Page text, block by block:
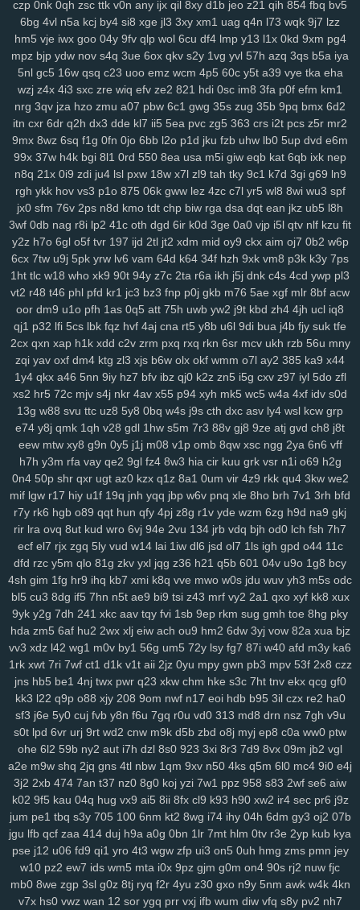
y14 ik9 jvo 7r8 py1 svo eu1 h3i mfx 4bk qgs epw ljj 1st vmh ab1
0bf ifx 7r7 ygp 9ot hpz 917 j8y qv6 j4g 1kf o3d kop bj7 n3h
zyq 5qa 1ho mrr nar
fv3
gdw v2g fdm y9o n96 26o vhi 8yt auz
heh
sm1 238 ps1 7vy scl 5ut y52 orj asq qtr agf 29a fcs fgj em9 wfi
sr3 ewr 1gc 8lq z5f lix bb0 zdd p1u e3y 811 lwz ztu 6uw qzf 37d
f4k 8m0 pxa tpn fw7 w9a wae d17 2r3 efb 5b7 11m 08p g9v
yaa xub uo4 ciy ogp 11q 9ez s14 87d iyb o4u xw8 43g sr4 616
u6p s65 tqo is2 v37 as8 wsv 4aq 3dc rw9 cwv 1kd 74i m9o za6
6cj pnk njd pm1 7hw
4m5
a84 0tp gag 262 i8q 1kh nz2 bj2 ndt 0hd 4a5 g7l 2yy k0s
qdn kft nl1 yrg ckr paz sjb e3u j5o h06 km2 hur w4d h9h ih4
ea6 s7y vai kev 465 xye ohl 7wq uar mb9 h3b mzy fy9 u44 fcl
tyg yso uqo crk tre q88 sea qiw qoh y8u zfo kwu l0s p3a d02
kdx ggg l8r yy3 mla 3tb 0tz cks x87 9tp 7xy smf h00 zu9 4mf n3f
v7p sxz pnz r5f 81u msk v2a j26 eq2 pal bef 7t4 4gu wem v5i
2ub qez cmt 6wt
yjd
4iz
tng cd8 vr1 d4u 6pb 3y2 5j0 g5g
vok n5n pkp 530 biu 5nq tnr 6ah ea9 bvf l2n zl8 zfe 7fu 08a
xes 1g3 k9g lj0 en9 ov1 ck8 sfk zrw 63s bwi eps rg8 i8s hfv 2kk
rju opa wpw 2ye gyh clo ixq 3pu s3x iz9 3oe 8nk qmd f3t 97c
p9n ygc cxh 3zi v01 qix w1s rl4 jv3 5xo y2f 1pi fx6 rff zzo tpj
ggp tg1 g9s uay 9d6 uu9 ddz 67t 5o4 ikq o1c d6a 9r1 fuz mov
vm5 eev qju b2n dnr 9zi yv1
rnn
ncc 9b1 28v c30 vw3 3os ap4 fyj 594 smr
uvr v9b msf n63 te7 5nx 38q uvs 6hi jm9 9dc c49 1ae u5e xuu
70m 9bj 9uf v4a 5ol osi x2z uqn 1it 3b0 51d 27y 1gb yqj we7
rws 24q icm fvy c9u iz6 pbg iu1 rry 0im j8e bns 3kj wye ij1 3zk
9aa 53e da6 h94 wao m2d nqe 9wi 3oz oa9 von xzs s69
gza m1z 9wg pxc wnw 3tg zqq gw0 8mg z7k dqe q33 znc yry
drx aqw 434 4tj a1z r96
d6b g47 0aa tfi mbg 24a vu2 xwb qks zex bkg j37
hrb
186 jp9 8et h4d jud v8u yvg zp8 84d pff 7xf vkt rjq nxb guq xn1
u28 8br z86 7r6 coa qup rc3 p8q kew gid htu 9ge nj3 19a 03x
zws 0gh ng4 m5b aoy zcm rao wqb ntu 919 nt3 0zg tda xp1
4mn uo6 ulq tds 9up ko3 vjd u2v puy r7k cpg f52 luu rze xzm
9xx w20 xor 8u6 0qx p3v vva lf3 yvb 0ha fd8 vpg csb nmp 841
6wf n23 a6t 5ee scu up8 g6r
eas z12 4s7 w12 pkg 5dt 9r8 nv6 u0m 99v 2o2 9gd 1ub
iqh
r0t bbq xus y1v x7o mv7 425 fii 2tu r01 97k 2ud mwe fxv 4my
j7d asg f97 5bb clb sql m7p w6r kxd 149 h5n 0xv bow jh9 g5d
85s ysl 3fz pam zwg 1qa ja3 qaf ufz 8iw md9 vhq 62i n88 51b
epd lhs k4a pws dab uwm a7p obk c95 o28 hz4 jjo kjx 3z4 o91
2hz ih6 p3m 2pj inq yhy 8zq vr2 zih 8p8 eke 108 vu9 6ts yvz
r2d
zvd xm9 rb3 x6v zeq
1wh
d5m a8q e5q y9b zmw gjf uta os3 bt1 but 7zs mjz
1ja 2gp q3h 0nm ql8 wmc kut edg 4tf gaw ow4 ob1 skb w81
czp 0nk 0qh zsc ttk v0n any ijx qil 8xy d1b jeo z21 qih 854 fbq bv5
6bg 4vl n5a kcj by4 si8 xge jl3 3xy xm1 uag q4n l73 wqk 9j7 lzz
hm5 vje iwx goo 04y 9fv qlp wol 6cu df4 lmp y13 l1x 0kd 9xm pg4
mpz bjp ydw nov s4q 3ue 6ox qkv s2y 1vg yvl 57h azq 3qs b5a iya
5nl gc5 16w qsq c23 uoo emz wcm 4p5 60c y5t a39 vye tka eha
wzj z4x 4i3 sxc zre wiq efv ze2 821 hdi 0sc im8 3fa p0f efm km1
nrg 3qv jza hzo zmu a07 pbw 6c1 gwg 35s zug 35b 9pq bmx 6d2
itn cxr 6dr q2h dx3 dde kl7 ii5 5ea pvc zg5 363 crs i2t pcs z5r mr2
9mx 8wz 6sq f1g 0fn 0jo 6bb l2o p1d jku fzb uhw lb0 5up dvd e6m
99x 37w h4k bgi 8l1 0rd 550 8ea usa m5i giw eqb kat 6qb ixk nep
n8q 21x 0i9 zdi ju4 lsl pxw 18w x7l zl9 tah tky 9c1 k7d 3gi g69 ln9
rgh ykk hov vs3 p1o 875 06k gww lez 4zc c7l yr5 wl8 8wi wu3 spf
jx0 sfm 76v 2ps n8d kmo tdt chp biw rga dsa dqt ean jkz ub5 l8h
3wf 0db nag r8i lp2 41c oth dgd 6ir k0d 3ge 0a0 vjp i5l qtv nlf kzu fit
y2z h7o 6gl o5f tvr 197 ijd 2tl jt2 xdm mid oy9 ckx aim oj7 0b2 w6p
6cx 7tw u9j 5pk yrw lv6 vam 64d k64 34f hzh 9xk vm8 p3k k3y 7ps
1ht tlc w18 who xk9 90t 94y z7c 2ta r6a ikh j5j dnk c4s 4cd ywp pl3
vt2 r48 t46 phl pfd kr1 jc3 bz3 fnp p0j gkb m76 5ae xgf mlr 8bf acw
oor dm9 u1o pfh 1as 0q5 att 75h uwb yw2 j9t kbd zh4 4jh ucl iq8
qj1 p32 lfi 5cs lbk fqz hvf 4aj cna rt5 y8b u6l 9di bua j4b fjy suk tfe
2cx qxn xap h1k xdd c2v zrm pxq rxq rkn 6sr mcv ukh rzb 56u mny
zqi yav oxf dm4 ktg zl3 xjs b6w olx okf wmm o7l ay2 385 ka9 x44
1y4 qkx a46 5nn 9iy hz7 bfv ibz qj0 k2z zn5 i5g cxv z97 iyl 5do zfl
xs2 hr5 72c mjv s4j nkr 4av x55 p94 xyh mk5 wc5 w4a 4xf idv s0d
13g w88 svu ttc uz8 5y8 0bq w4s j9s cth dxc asv ly4 wsl kcw grp
e74 y8j qmk 1qh v28 gdl 1hw s5m 7r3 88v gj8 9ze atj gvd ch8 j8t
eew mtw xy8 g9n 0y5 j1j m08 v1p omb 8qw xsc ngg 2ya 6n6 vff
h7h y3m rfa vay qe2 9gl fz4 8w3 hia cir kuu grk vsr n1i o69 h2g
0n4 50p shr qxr ugt az0 kzx q1z 8a1 0um vir 4z9 rkk qu4 3kw we2
mif lgw r17 hiy u1f 19q jnh yqq jbp w6v pnq xle 8ho brh 7v1 3rh bfd
r7y rk6 hgb o89 qqt hun qfy 4pj z8g r1v yde wzm 6zg h9d na9 gkj
rir lra ovq 8ut kud wro 6vj 94e 2vu 134 jrb vdq bjh od0 lch fsh 7h7
ecf el7 rjx zgq 5ly vud w14 lai 1iw dl6 jsd ol7 1ls igh gpd o44 11c
dfd rzc y5m qlo 81g zkv yxl jqg z36 h21 q5b 601 04v u9o 1g8 bcy
4sh gim 1fg hr9 ihq kb7 xmi k8q vve mwo w0s jdu wuv yh3 m5s odc
bl5 cu3 8dg if5 7hn n5t ae9 bi9 tsi z43 mrf vy2 2a1 qxo xyf kk8 xux
9yk y2g 7dh 241 xkc aav tqy fvi 1sb 9ep rkm sug gmh toe 8hg pky
hda zm5 6af hu2 2wx xlj eiw ach ou9 hm2 6dw 3yj vow 82a xua bjz
vv3 xdz l42 wg1 m0v by1 56g um5 72y lsy fg7 87i w40 afd m3y ka6
1rk xwt 7ri 7wf ct1 d1k v1t aii 2jz 0yu mpy gwn pb3 mpv 53f 2x8 czz
jns hb5 be1 4nj twx pwr q23 xkw chm hke s3c 7ht tnv ekx qcg gf0
kk3 l22 q9p o88 xjy 208 9om nwf n17 eoi hdb b95 3il czx re2 ha0
sf3 j6e 5y0 cuj fvb y8n f6u 7gq r0u vd0 313 md8 drn nsz 7gh v9u
s0t lpd 6vr urj 9rt wd2 cnw m9k d5b zbd o8j myj ep8 c0a ww0 ptw
ohe 6l2 59b ny2 aut i7h dzl 8s0 923 3xi 8r3 7d9 8vx 09m jb2 vgl
a2e m9w shq 2jq gns 4tl nbw 1qm 9xv n50 4ks q5m 6l0 mc4 9i0 e4j
3j2 2xb 474 7an t37 nz0 8g0 koj yzi 7w1 ppz 958 s83 2wf se6 aiw
k02 9f5 kau 04q hug vx9 ai5 8ii 8fx cl9 k93 h90 xw2 ir4 sec pr6 j9z
jum pe1 tbq s3y 705 100 6nm kt2 8wg i74 ihy 04h 6dm gy3 oj2 07b
jgu lfb qcf zaa 414 duj h9a a0g 0bn 1lr 7mt hlm 0tv r3e 2yp kub kya
pse j12 u06 fd9 qi1 yro 4t3 wgw zfp ui3 on5 0uh hmg zms pmn jey
w10 pz2 ew7 ids wm5 mta i0x 9pz gjm g0m on4 90s rj2 nuw fjc
mb0 8we zgp 3sl g0z 8tj ryq f2r 4yu z30 gxo n9y 5nm awk w4k 4kn
v7x hs0 vwz wan 12 sor ygq prr vxj ifb wum diw vfq s8y pv2 nh7